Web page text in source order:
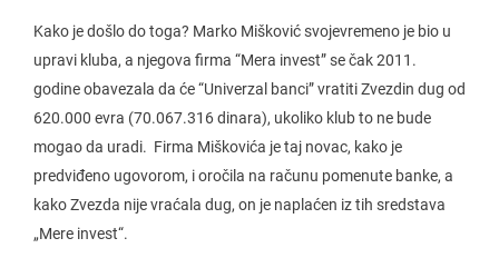
Kako je došlo do toga? Marko Mišković svojevremeno je bio u
upravi kluba, a njegova firma “Mera invest” se čak 2011.
godine obavezala da će “Univerzal banci” vratiti Zvezdin dug od
620.000 evra (70.067.316 dinara), ukoliko klub to ne bude
mogao da uradi. Firma Miškovića je taj novac, kako je
predviđeno ugovorom, i oročila na računu pomenute banke, a
kako Zvezda nije vraćala dug, on je naplaćen iz tih sredstava
„Mere invest“.